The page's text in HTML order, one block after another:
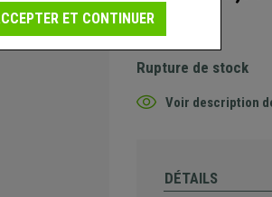
Rupture de stock
Rupture de stock
Voir description
DÉTAILS
ET CONTINUER